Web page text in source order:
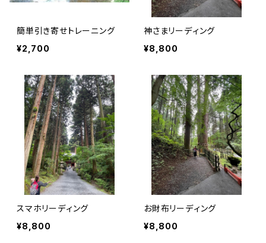
簡単引き寄せトレーニング
¥2,700
神さまリーディング
¥8,800
スマホリーディング
¥8,800
お財布リーディング
¥8,800